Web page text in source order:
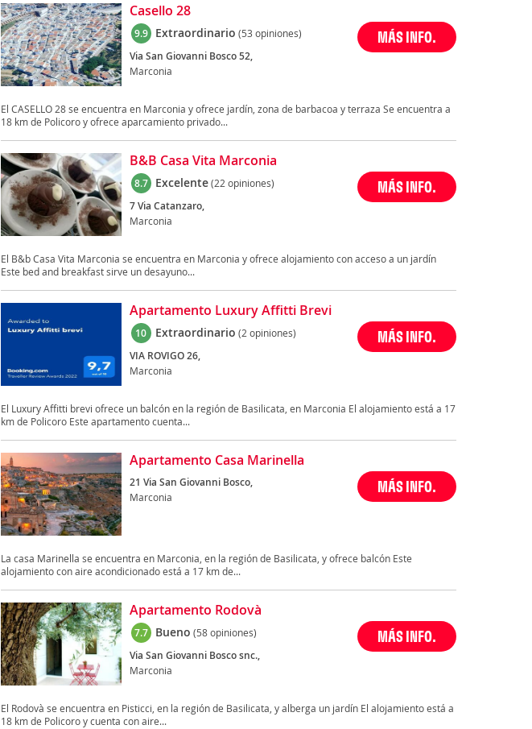
Casello 28
9.9 Extraordinario (53 opiniones)
Via San Giovanni Bosco 52,
Marconia
MÁS INFO.
El CASELLO 28 se encuentra en Marconia y ofrece jardín, zona de barbacoa y terraza Se encuentra a
18 km de Policoro y ofrece aparcamiento privado...
B&B Casa Vita Marconia
8.7 Excelente(22 opiniones)
7 Via Catanzaro,
Marconia
MÁS INFO.
El B&b Casa Vita Marconia se encuentra en Marconia y ofrece alojamiento con acceso a un jardín
Este bed and breakfast sirve un desayuno...
Apartamento Luxury Affitti Brevi
10 Extraordinario (2 opiniones)
VIA ROVIGO 26,
Marconia
MÁS INFO.
El Luxury Affitti brevi ofrece un balcón en la región de Basilicata, en Marconia El alojamiento está a 17
km de Policoro Este apartamento cuenta...
Apartamento Casa Marinella
21 Via San Giovanni Bosco,
Marconia
MÁS INFO.
La casa Marinella se encuentra en Marconia, en la región de Basilicata, y ofrece balcón Este
alojamiento con aire acondicionado está a 17 km de...
Apartamento Rodovà
7.7 Bueno (58 opiniones)
Via San Giovanni Bosco snc.,
Marconia
MÁS INFO.
El Rodovà se encuentra en Pisticci, en la región de Basilicata, y alberga un jardín El alojamiento está a
18 km de Policoro y cuenta con aire...